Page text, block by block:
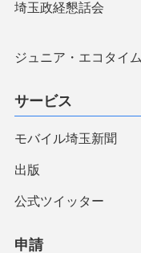
埼玉政経懇話会
ジュニア・エコタイ
サービス
モバイル埼玉新聞
出版
公式ツイッター
申請